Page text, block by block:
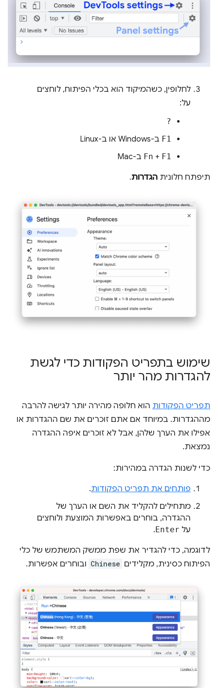
לחלופין, כשהמיקוד הוא בכלי הפיתוח, לוחצים
על:
?
F1 ב-Windows או ב-Linux
Fn + F1 ב-Mac
תיפתח חלונית הגדרות.
שימוש בתפריט הפקודות כדי לגשת
להגדרות מהר יותר
תפריט הפקודות הוא חלופה מהירה יותר לגישה להרבה
מההגדרות. במיוחד אם אתם זוכרים את שם ההגדרות או
אפילו את הערך שלהן, אבל לא זוכרים איפה ההגדרה
נמצאת.
כדי לשנות הגדרה במהירות:
פותחים את תפריט הפקודות.
מתחילים להקליד את השם או הערך של
ההגדרה, בוחרים באפשרות המוצעת ולוחצים
על Enter
.
לדוגמה, כדי להגדיר את שפת ממשק המשתמש של כלי
הפיתוח כסינית, מקלידים Chinese ובוחרים אפשרות.